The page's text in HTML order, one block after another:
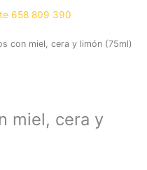
658 809 390
con miel, cera y limón (75ml)
miel, cera y